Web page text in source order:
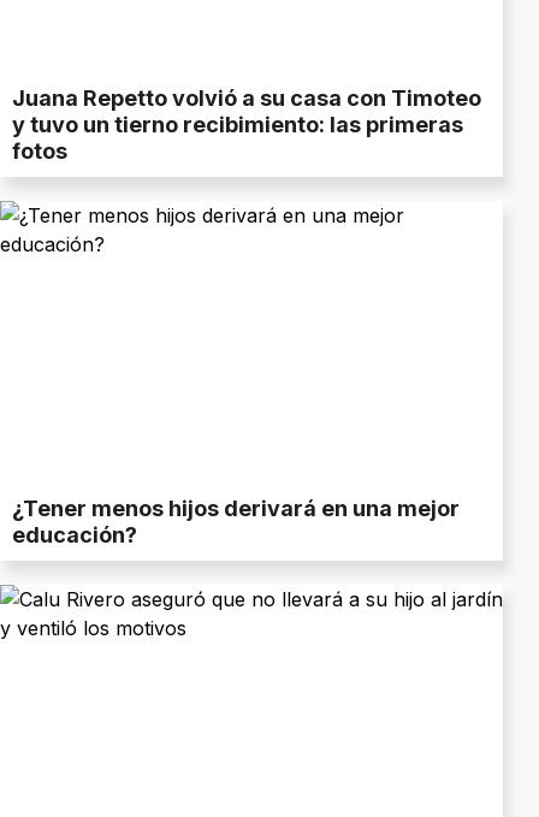
Juana Repetto volvió a su casa con Timoteo
y tuvo un tierno recibimiento: las primeras
fotos
¿Tener menos hijos derivará en una mejor
educación?